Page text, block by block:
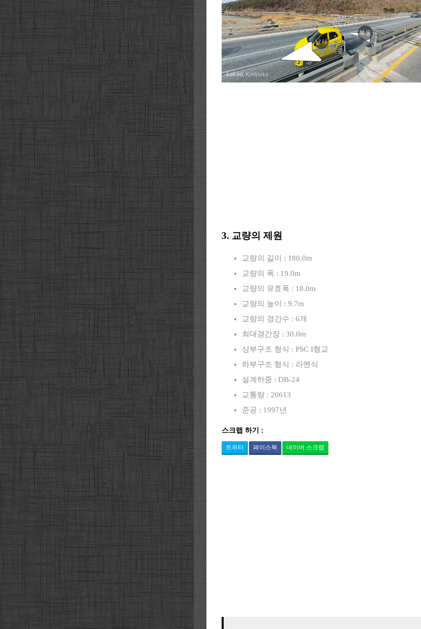
남서
북동
, KnWorks
3. 교량의 제원
교량의 길이 : 180.0m
교량의 폭 : 19.0m
교량의 유효폭 : 18.0m
교량의 높이 : 9.7m
교량의 경간수 : 6개
최대경간장 : 30.0m
상부구조 형식 : PSC I형교
하부구조 형식 : 라멘식
설계하중 : DB-24
교통량 : 20613
준공 : 1997년
스크랩 하기 :
트위터 페이스북 네이버 스크랩